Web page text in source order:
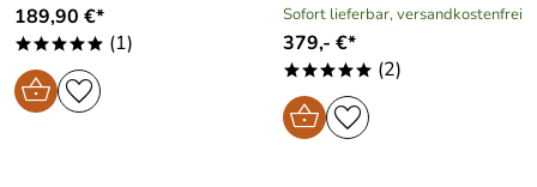
189,90 €*
***** (1)
Sofort lieferbar, versandkostenfrei
379,- €*
***** (2)